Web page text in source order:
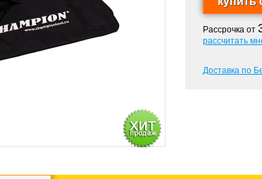
Рассрочка от
рассчитать
Доставка по